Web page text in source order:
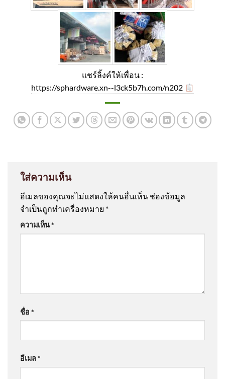
แชร์ลิ้งค์ให้เพื่อน :
https://sphardware.xn--l3ck5b7h.com/n202
ใส่ความเห็น
อีเมลของคุณจะไม่แสดงให้คนอื่นเห็น ช่องข้อมูล
จำเป็นถูกทำเครื่องหมาย *
ความเห็น*
ชื่อ *
อีเมล*